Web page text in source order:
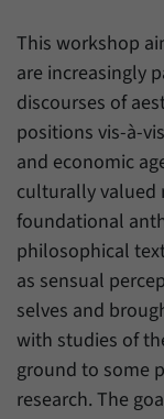
This workshop
are increasingly
discourses of
positions vis-à-
and economic
culturally valued
foundational
philosophical
as sensual
selves and
with studies of
ground to some
research. The